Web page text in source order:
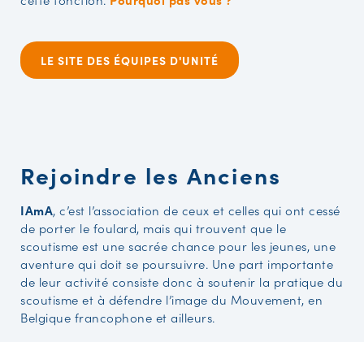
LE SITE DES ÉQUIPES D'UNITÉ
Rejoindre les Anciens
IAmA, c’est l’association de ceux et celles qui ont cessé
de porter le foulard, mais qui trouvent que le
scoutisme est une sacrée chance pour les jeunes, une
aventure qui doit se poursuivre. Une part importante
de leur activité consiste donc à soutenir la pratique du
scoutisme et à défendre l’image du Mouvement, en
Belgique francophone et ailleurs.